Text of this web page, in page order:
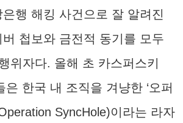
행 해킹 사건으로 잘 알려진
버 첩보와 금전적 동기를 모두
위자다. 올해 초 카스퍼스키
은 한국 내 조직을 겨냥한 ‘오퍼
SyncHole)이라는 라자